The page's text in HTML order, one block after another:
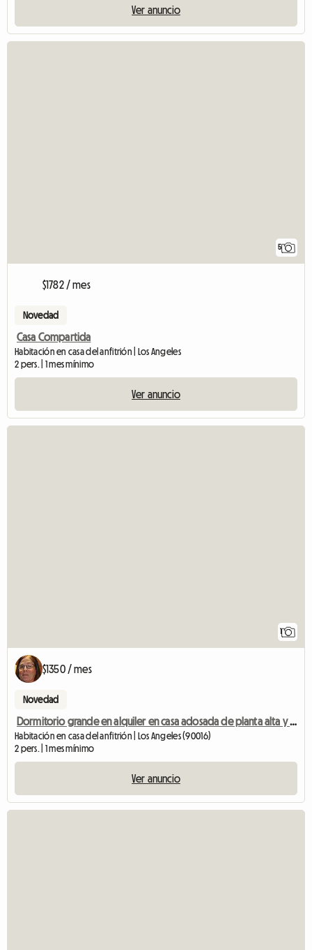
Ver anuncio
5
$1782 / mes
Novedad
Casa Compartida
Habitación en casa del anfitrión | Los Angeles
2 pers. | 1 mes mínimo
Ver anuncio
1
$1350 / mes
Novedad
Dormitorio grande en alquiler en casa adosada de planta alta y baja
Habitación en casa del anfitrión | Los Angeles (90016)
2 pers. | 1 mes mínimo
Ver anuncio